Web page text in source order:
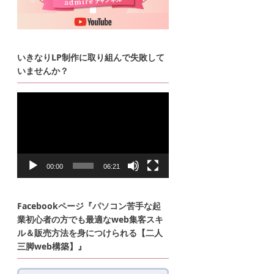
いきなりLP制作に取り組んで失敗して
いませんか？
動
00:00 06:21
Facebookページ『パソコン苦手な起
業初心者の方でも最適なweb集客スキ
ル＆販売方法を身につけられる【二人
三脚web構築】』